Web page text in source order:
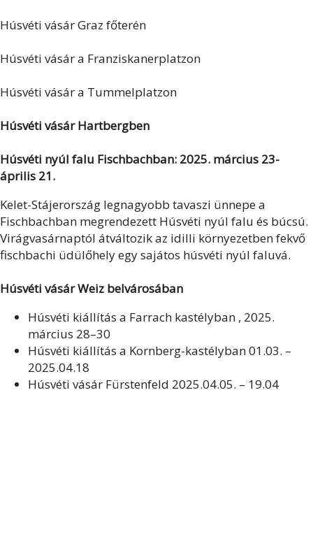
Húsvéti vásár Graz főterén
Húsvéti vásár a Franziskanerplatzon
Húsvéti vásár a Tummelplatzon
Húsvéti vásár Hartbergben
Húsvéti nyúl falu Fischbachban: 2025. március 23-
április 21.
Kelet-Stájerország legnagyobb tavaszi ünnepe a
Fischbachban megrendezett Húsvéti nyúl falu és búcsú.
Virágvasárnaptól átváltozik az idilli környezetben fekvő
fischbachi üdülőhely egy sajátos húsvéti nyúl faluvá.
Húsvéti vásár Weiz belvárosában
Húsvéti kiállítás a Farrach kastélyban , 2025.
március 28–30
Húsvéti kiállítás a Kornberg-kastélyban 01.03. –
2025.04.18
Húsvéti vásár Fürstenfeld 2025.04.05. – 19.04